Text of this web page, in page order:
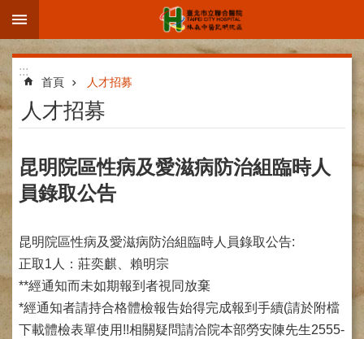
跳到主要內容區塊
進
階
尋
院
簡
介
部
科
介
紹
:::
首頁 人才招募
人才招募
昆明院區性病及愛滋病防治組臨時人
員錄取公告
昆明院區性病及愛滋病防治組臨時人員錄取公告:
正取1人：莊奕麒、賴明宗
**經通知而未如期報到者視同放棄
*經通知者請持合格體檢報告始得完成報到手續(請於附檔
下載體檢表單使用!!相關疑問請洽院本部勞安陳先生2555-